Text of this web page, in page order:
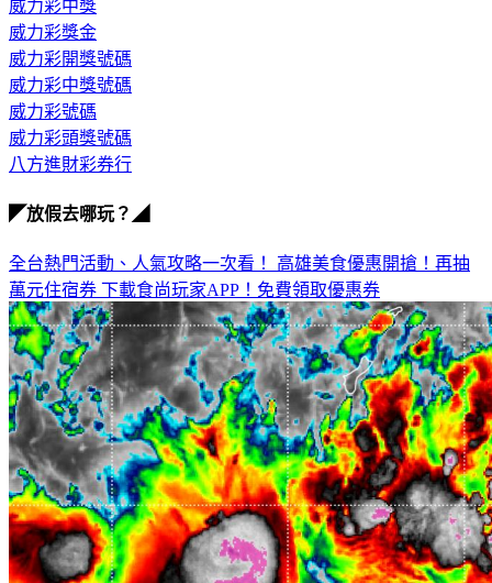
威力彩中獎
威力彩獎金
威力彩開獎號碼
威力彩中獎號碼
威力彩號碼
威力彩頭獎號碼
八方進財彩券行
◤放假去哪玩？◢
全台熱門活動、人氣攻略一次看！ 高雄美食優惠開搶！再抽
萬元住宿券 下載食尚玩家APP！免費領取優惠券